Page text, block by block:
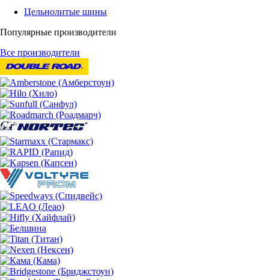
Цельнолитые шины
Популярные производители
Все производители